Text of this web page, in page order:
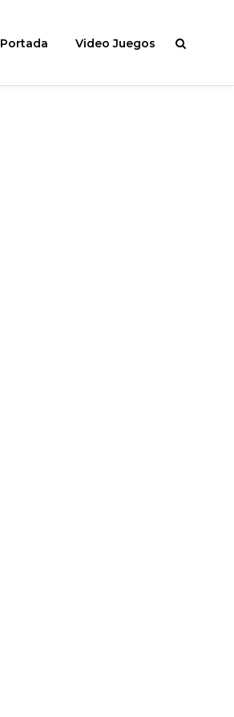
Portada Video Juegos